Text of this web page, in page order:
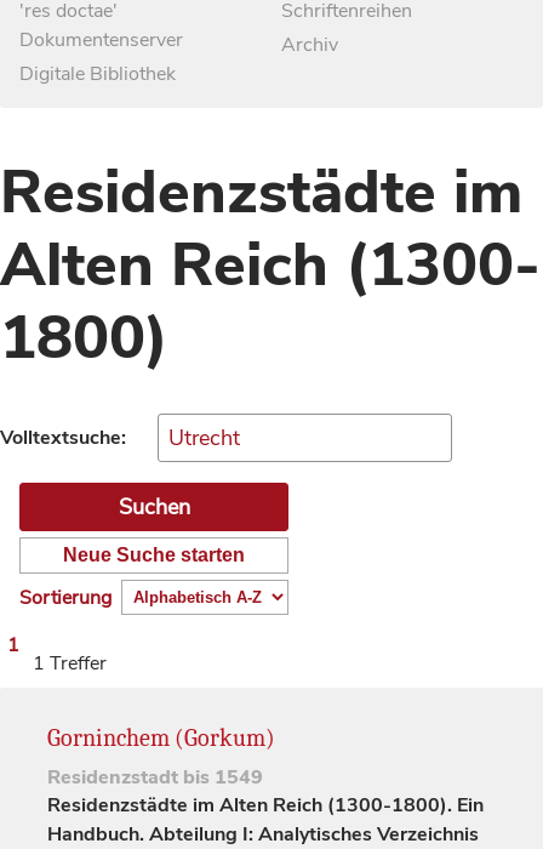
'res doctae'
Dokumentenserver
Digitale Bibliothek
Schriftenreihen
Archiv
Residenzstädte im
Alten Reich (1300-
1800)
Volltextsuche:
Neue Suche starten
Sortierung
1
1 Treffer
Gorninchem (Gorkum)
Residenzstadt bis 1549
Residenzstädte im Alten Reich (1300-1800). Ein
Handbuch. Abteilung I: Analytisches Verzeichnis